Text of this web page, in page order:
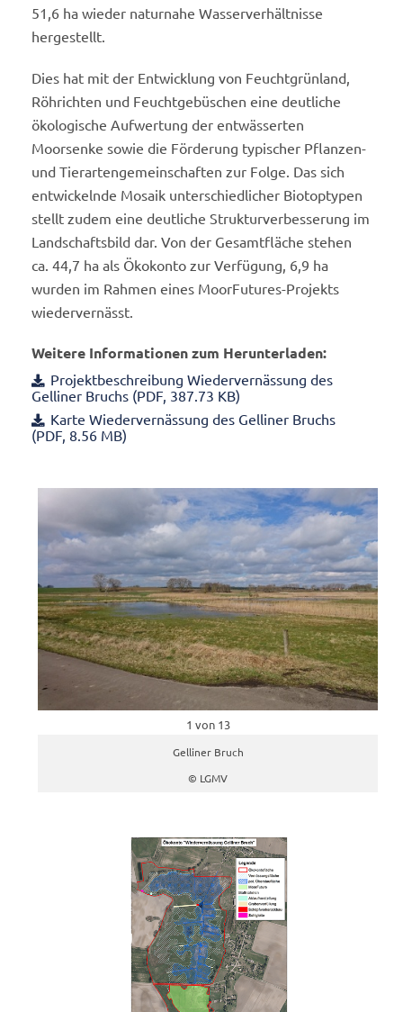
51,6 ha wieder naturnahe Wasserverhältnisse
hergestellt.
Dies hat mit der Entwicklung von Feuchtgrünland,
Röhrichten und Feuchtgebüschen eine deutliche
ökologische Aufwertung der entwässerten
Moorsenke sowie die Förderung typischer Pflanzen-
und Tierartengemeinschaften zur Folge. Das sich
entwickelnde Mosaik unterschiedlicher Biotoptypen
stellt zudem eine deutliche Strukturverbesserung im
Landschaftsbild dar. Von der Gesamtfläche stehen
ca. 44,7 ha als Ökokonto zur Verfügung, 6,9 ha
wurden im Rahmen eines MoorFutures-Projekts
wiedervernässt.
Weitere Informationen zum Herunterladen:
Projektbeschreibung Wiedervernässung des
Gelliner Bruchs (PDF, 387.73 KB)
Karte Wiedervernässung des Gelliner Bruchs
(PDF, 8.56 MB)
1 von 13
Gelliner Bruch
© LGMV